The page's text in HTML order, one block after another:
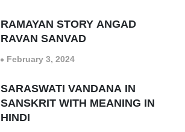
RAMAYAN STORY ANGAD
RAVAN SANVAD
February 3, 2024
SARASWATI VANDANA IN
SANSKRIT WITH MEANING IN
HINDI